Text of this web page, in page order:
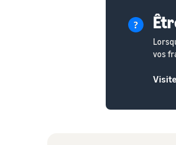
vos